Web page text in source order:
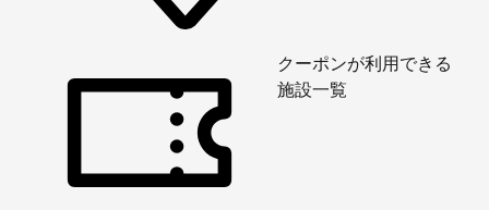
クーポンが利用できる
施設一覧